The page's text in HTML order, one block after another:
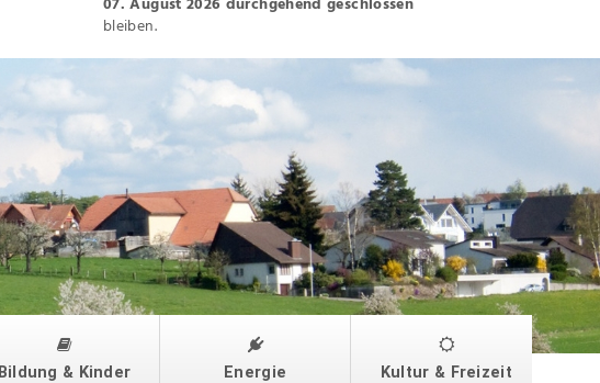
bleiben.
Bildung & Kinder Energie Kultur & Freizeit